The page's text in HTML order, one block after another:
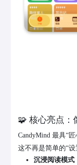
🧩 核心亮点：
CandyMind 最具“
这不再是简单的“
沉浸阅读模式